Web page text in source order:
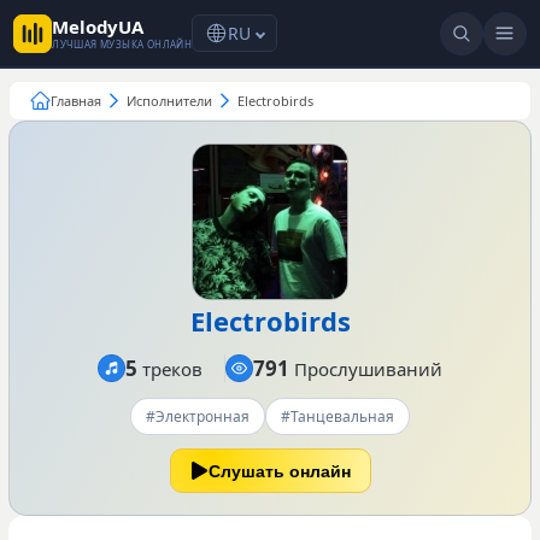
MelodyUA
ЛУЧШАЯ МУЗЫКА ОНЛАЙН RU
Главная Исполнители Electrobirds
Electrobirds
#Электронная #Танцевальная
5 треков 791 Прослушиваний
Слушать онлайн